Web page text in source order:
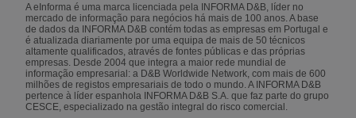
A eInforma é uma marca licenciada pela INFORMA D&B, líder no
mercado de informação para negócios há mais de 100 anos. A base
de dados da INFORMA D&B contém todas as empresas em Portugal e
é atualizada diariamente por uma equipa de mais de 50 técnicos
altamente qualificados, através de fontes públicas e das próprias
empresas. Desde 2004 que integra a maior rede mundial de
informação empresarial: a D&B Worldwide Network, com mais de 600
milhões de registos empresariais de todo o mundo. A INFORMA D&B
pertence à líder espanhola INFORMA D&B S.A. que faz parte do grupo
CESCE, especializado na gestão integral do risco comercial.